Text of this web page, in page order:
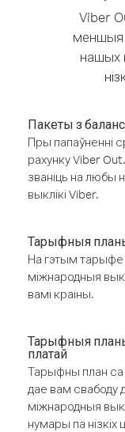
Viber
меншыя
нашых
Пакеты з
Пры папаўненні
рахунку Viber
званіць на любы
выклікі Viber.
Тарыфныя
На гэтым тарыфе
міжнародныя
вамі краіны.
Тарыфныя
платай
Тарыфны план са
дае вам свабоду
міжнародныя
нумары па нізкіх